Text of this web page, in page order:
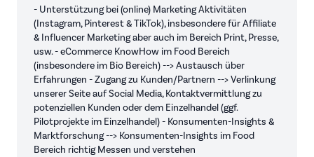
- Unterstützung bei (online) Marketing Aktivitäten
(Instagram, Pinterest & TikTok), insbesondere für Affiliate
& Influencer Marketing aber auch im Bereich Print, Presse,
usw. - eCommerce KnowHow im Food Bereich
(insbesondere im Bio Bereich) --> Austausch über
Erfahrungen - Zugang zu Kunden/Partnern --> Verlinkung
unserer Seite auf Social Media, Kontaktvermittlung zu
potenziellen Kunden oder dem Einzelhandel (ggf.
Pilotprojekte im Einzelhandel) - Konsumenten-Insights &
Marktforschung --> Konsumenten-Insights im Food
Bereich richtig Messen und verstehen